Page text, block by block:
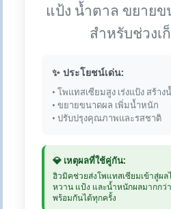
แป้ง น้ำตาล ขยายข
สำหรับช่วงเ
✨ ประโยชน์เด่น:
• โพแทสเซียมสูง เร่งแป้ง สร้าง
• ขยายขนาดผล เพิ่มน้ำหนัก
• ปรับปรุงคุณภาพและรสชาติ
💎 เหตุผลที่ใช้คู่กัน:
ฮิวมิคช่วยส่งโพแทสเซียมเข้าสู่ผล
หวาน แป้ง และน้ำหนักผลมากกว่
พร้อมกันได้ทุกครั้ง